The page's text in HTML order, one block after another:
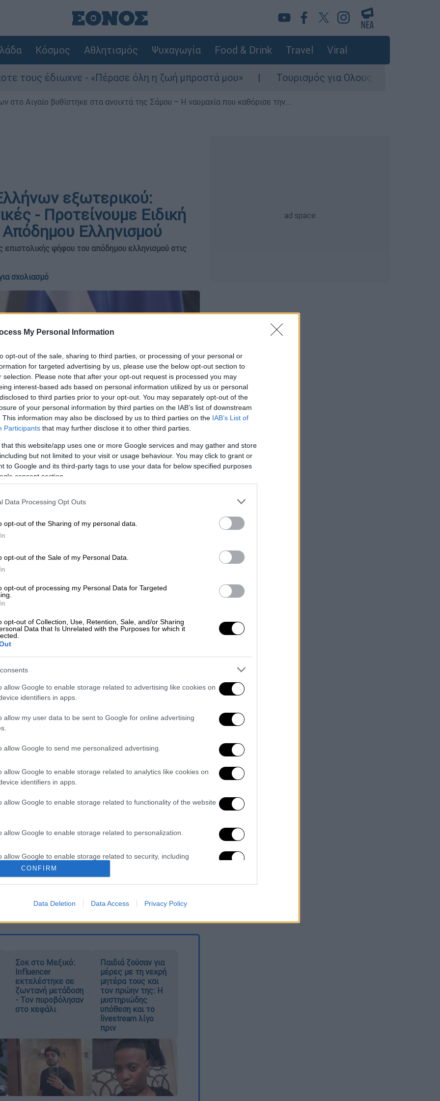
My Personal Information
opt-out of the sale, sharing to third parties, or processing of your personal or
for targeted advertising by us, please use the below opt-out section to
selection. Please note that after your opt-out request is processed you may
interest-based ads based on personal information utilized by us or personal
to third parties prior to your opt-out. You may separately opt-out of the
of your personal information by third parties on the IAB’s list of downstream
This information may also be disclosed by us to third parties on the IAB’s List of
Participants that may further disclose it to other third parties.
that this website/app uses one or more Google services and may gather and store
but not limited to your visit or usage behaviour. You may click to grant or
to Google and its third-party tags to use your data for below specified purposes
consent section.
Data Processing Opt Outs
opt-out of the Sharing of my personal data.
opt-out of the Sale of my Personal Data.
opt-out of processing my Personal Data for Targeted
opt-out of Collection, Use, Retention, Sale, and/or Sharing
Data that Is Unrelated with the Purposes for which it
allow Google to enable storage related to advertising like cookies on
identifiers in apps.
allow my user data to be sent to Google for online advertising
allow Google to send me personalized advertising.
allow Google to enable storage related to analytics like cookies on
identifiers in apps.
allow Google to enable storage related to functionality of the website
allow Google to enable storage related to personalization.
allow Google to enable storage related to security, including
functionality and fraud prevention, and other user protection.
CONFIRM
Data Deletion Data Access Privacy Policy
Κόσμος Αθλητισμός Ψυχαγωγία Food & Drink Travel Viral
έδιωχνε - «Πέρασε όλη η ζωή μπροστά μου» Τουρισμός για Ολους 2026-2027: Τα
στο Αιγαίο βυθίστηκε στα ανοιχτά της Σάμου – Η ναυμαχία που καθόρισε την...
εξωτερικού:
- Προτείνουμε Ειδική
Ελληνισμού
ψήφου του απόδημου ελληνισμού στις
σχολιασμό
το ΕΘΝΟΣ στη Google
για επέκταση του δικαιώματος της
εξωτερικού στις εθνικές εκλογές
Μητσοτάκης, στην ομιλία του στο
πάνω από κομματικά τείχη
πως «ελπίζουμε ότι θα αποτελέσεικοινή
».
πως «προτείνουμε Ειδική
τόνισε ότι οι
ΕΘΝΟΣ θα παρεμβαίνει και τα προσβλητικά σχόλια θα
καταχώρηση
Σοκ στο Μεξικό:
Influencer
εκτελέστηκε σε
ζωντανή μετάδοση
- Τον πυροβόλησαν
στο κεφάλι
Παιδιά ζούσαν για
μέρες με τη νεκρή
μητέρα τους και
τον πρώην της: Η
μυστηριώδης
υπόθεση και το
livestream λίγο
πριν